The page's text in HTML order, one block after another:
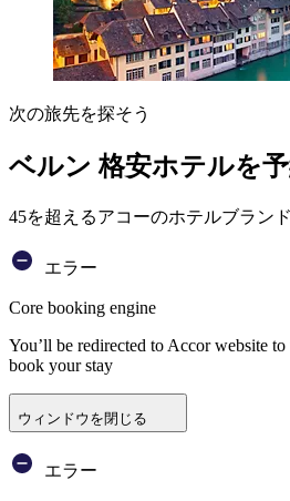
次の旅先を探そう
ベルン 格安ホテルを
45を超えるアコーのホテルブラン
エラー
Core booking engine
You’ll be redirected to Accor website
book your stay
ウィンドウを閉じる
エラー